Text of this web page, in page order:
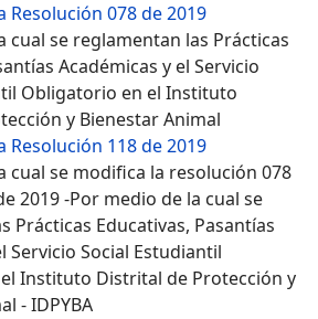
Resolución 078 de 2019
cual se reglamentan las Prácticas
Académicas y el Servicio
Obligatorio en el Instituto
y Bienestar Animal
Resolución 118 de 2019
cual se modifica la resolución 078
2019 -Por medio de la cual se
Prácticas Educativas, Pasantías
Servicio Social Estudiantil
Instituto Distrital de Protección y
- IDPYBA